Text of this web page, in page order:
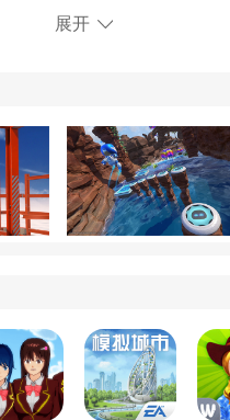
要方式，面对机关和敌人
攻击，还能依靠能量护盾
部分攻击反弹回去。
种升级材料，可以用于强
甲能力，让机器人越战越强
展开